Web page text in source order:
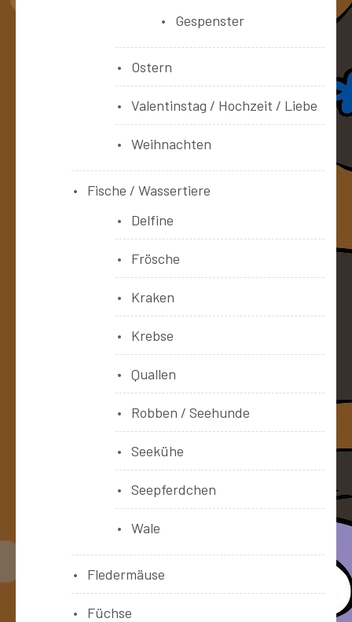
Gespenster
Ostern
Valentinstag / Hochzeit / Liebe
Weihnachten
Fische / Wassertiere
Delfine
Frösche
Kraken
Krebse
Quallen
Robben / Seehunde
Seekühe
Seepferdchen
Wale
Fledermäuse
Füchse